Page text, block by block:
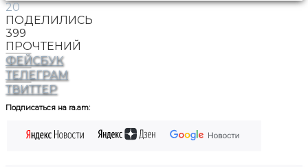
20
ПОДЕЛИЛИСЬ
399
ПРОЧТЕНИЙ
ФЕЙСБУК
ТЕЛЕГРАМ
ТВИТТЕР
Подписаться на ra.am: